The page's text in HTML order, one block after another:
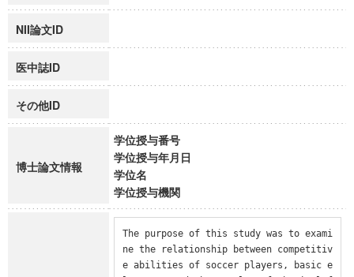
NII論文ID
医中誌ID
その他ID
博士論文情報
学位授与番号
学位授与年月日
学位名
学位授与機関
The purpose of this study was to exami
ne the relationship between competitiv
e abilities of soccer players, basic e